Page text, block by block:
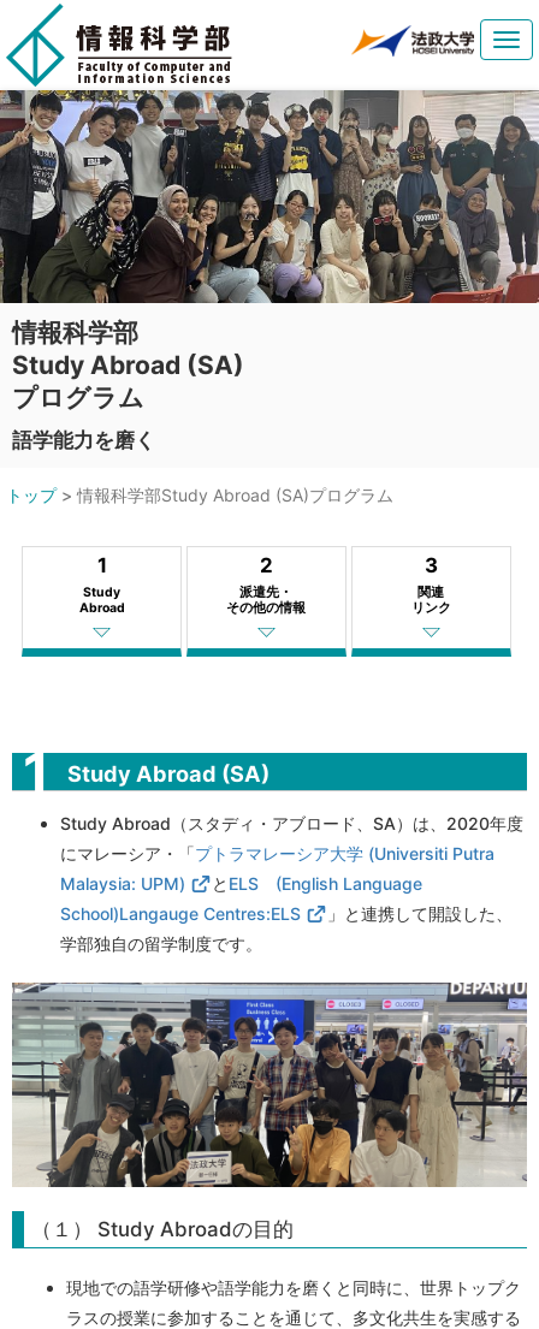
情報科学部
Study Abroad (SA)
プログラム
語学能力を磨く
トップ>情報科学部Study Abroad (SA)プログラム
1
Study
Abroad
2
派遣先・
その他の情報
3
関連
リンク
Study Abroad (SA)
Study Abroad（スタディ・アブロード、SA）は、2020年度
にマレーシア・「プトラマレーシア大学 (Universiti Putra
Malaysia: UPM)
と ELS (English Language
School)Langauge Centres:ELS
」と連携して開設した、
学部独自の留学制度です。
（１） Study Abroadの目的
現地での語学研修や語学能力を磨くと同時に、世界トップク
ラスの授業に参加することを通じて、多文化共生を実感する